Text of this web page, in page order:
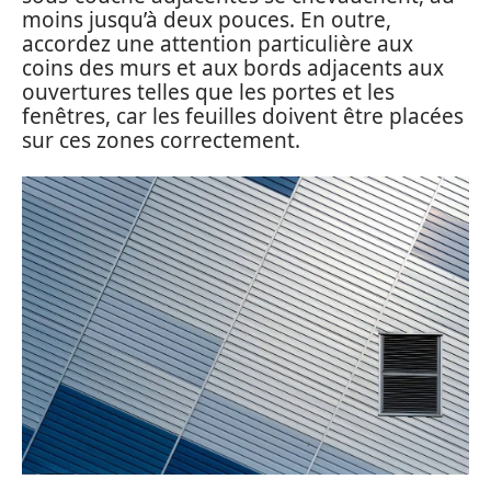
moins jusqu’à deux pouces. En outre,
accordez une attention particulière aux
coins des murs et aux bords adjacents aux
ouvertures telles que les portes et les
fenêtres, car les feuilles doivent être placées
sur ces zones correctement.